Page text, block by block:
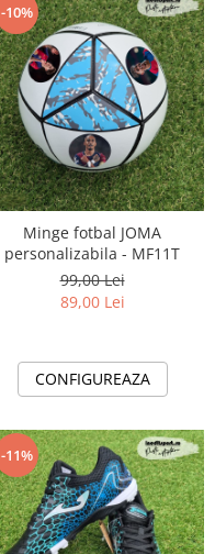
-10%
Minge fotbal JOMA
personalizabila - MF11T
99,00 Lei
89,00 Lei
CONFIGUREAZA
-11%